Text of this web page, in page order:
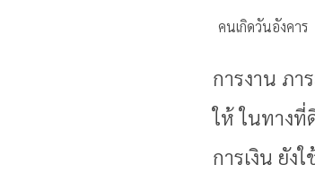
คนเกิดวันอังคาร
การงาน ภ
ให้ ในทาง
การเงิน ยัง